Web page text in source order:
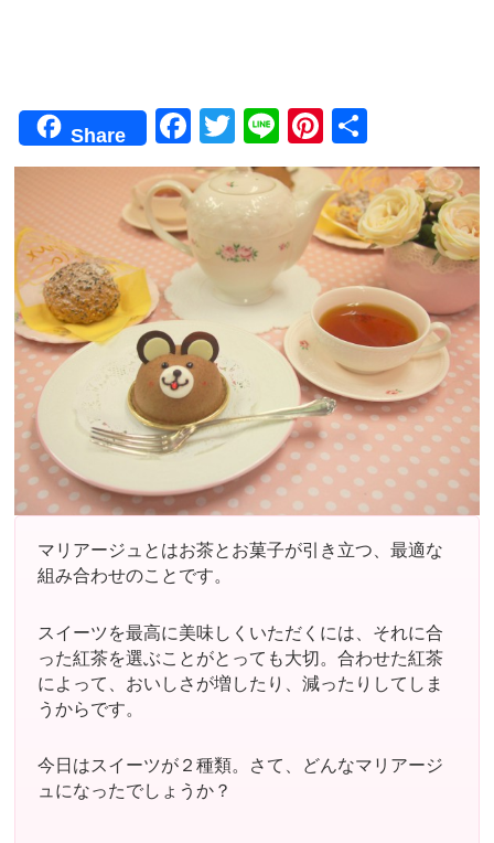
Share
F
a
c
e
b
o
o
k
T
wi
tt
er
Li
n
e
Pi
nt
er
e
st
有
マリアージュとはお茶とお菓子が引き立つ、最適な
組み合わせのことです。
スイーツを最高に美味しくいただくには、それに合
った紅茶を選ぶことがとっても大切。合わせた紅茶
によって、おいしさが増したり、減ったりしてしま
うからです。
今日はスイーツが２種類。さて、どんなマリアージ
ュになったでしょうか？